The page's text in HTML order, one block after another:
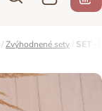
/Zvýhodnené sety SET -